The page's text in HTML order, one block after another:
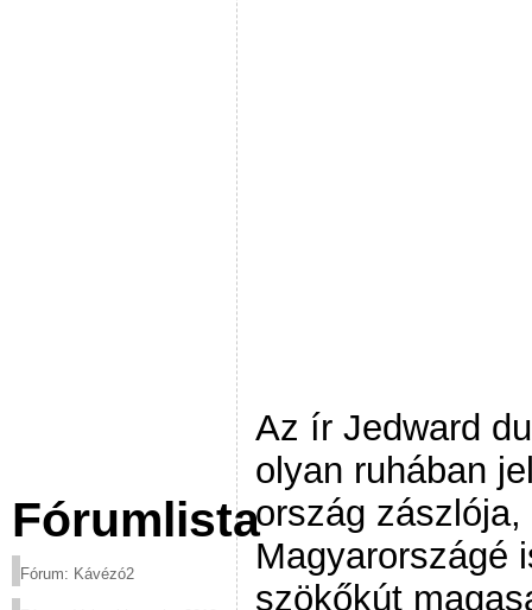
Fórumlista
Fórum: Kávézó2
Az ír Jedward
olyan ruhában
ország
Magyarországé
szökőkút